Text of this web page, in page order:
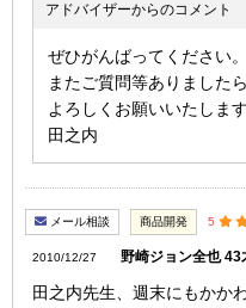
アドバイザーからのコメント
ぜひがんばってください。
またご質問等ありました
よろしくお願いいたします
田之内
メール相談 商品開発 5
2010/12/27 野崎ジョン全也 43
田之内先生、週末にもかか